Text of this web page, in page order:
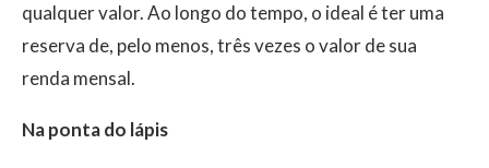
qualquer valor. Ao longo do tempo, o ideal é ter uma
reserva de, pelo menos, três vezes o valor de sua
renda mensal.
Na ponta do lápis